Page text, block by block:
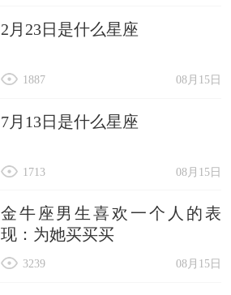
2月23日是什么星座
08月15日
1887
7月13日是什么星座
08月15日
1713
金牛座男生喜欢一个人的表
现：为她买买买
08月15日
3239